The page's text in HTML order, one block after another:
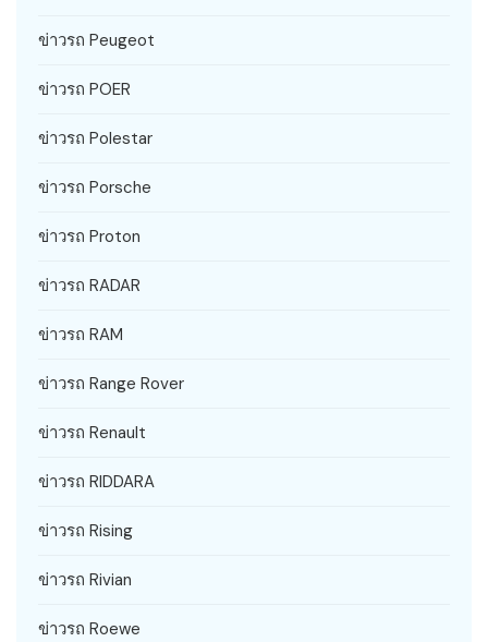
ข่าวรถ Peugeot
ข่าวรถ POER
ข่าวรถ Polestar
ข่าวรถ Porsche
ข่าวรถ Proton
ข่าวรถ RADAR
ข่าวรถ RAM
ข่าวรถ Range Rover
ข่าวรถ Renault
ข่าวรถ RIDDARA
ข่าวรถ Rising
ข่าวรถ Rivian
ข่าวรถ Roewe